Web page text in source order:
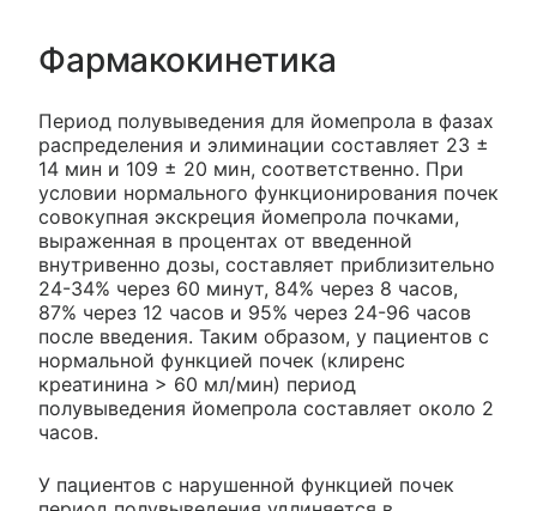
Фармакокинетика
Период полувыведения для йомепрола в фазах
распределения и элиминации составляет 23 ±
14 мин и 109 ± 20 мин, соответственно. При
условии нормального функционирования почек
совокупная экскреция йомепрола почками,
выраженная в процентах от введенной
внутривенно дозы, составляет приблизительно
24-34% через 60 минут, 84% через 8 часов,
87% через 12 часов и 95% через 24-96 часов
после введения. Таким образом, у пациентов с
нормальной функцией почек (клиренс
креатинина > 60 мл/мин) период
полувыведения йомепрола составляет около 2
часов.
У пациентов с нарушенной функцией почек